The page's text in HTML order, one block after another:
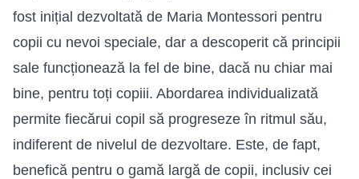
fost inițial dezvoltată de Maria Montessori pentru
copii cu nevoi speciale, dar a descoperit că principii
sale funcționează la fel de bine, dacă nu chiar mai
bine, pentru toți copiii. Abordarea individualizată
permite fiecărui copil să progreseze în ritmul său,
indiferent de nivelul de dezvoltare. Este, de fapt,
benefică pentru o gamă largă de copii, inclusiv cei